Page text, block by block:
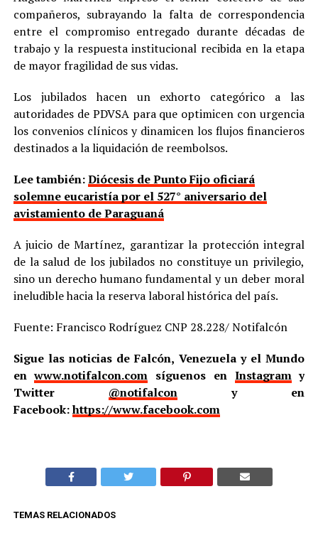
compañeros, subrayando la falta de correspondencia
entre el compromiso entregado durante décadas de
trabajo y la respuesta institucional recibida en la etapa
de mayor fragilidad de sus vidas.
Los jubilados hacen un exhorto categórico a las
autoridades de PDVSA para que optimicen con urgencia
los convenios clínicos y dinamicen los flujos financieros
destinados a la liquidación de reembolsos.
Lee también:Diócesis de Punto Fijo oficiará
solemne eucaristía por el 527° aniversario del
avistamiento de Paraguaná
A juicio de Martínez, garantizar la protección integral
de la salud de los jubilados no constituye un privilegio,
sino un derecho humano fundamental y un deber moral
ineludible hacia la reserva laboral histórica del país.
Fuente: Francisco Rodríguez CNP 28.228/ Notifalcón
Sigue las noticias de Falcón, Venezuela y el Mundo
enwww.notifalcon.com síguenos en Instagramy
Twitter @notifalcony en
Facebook:https://www.facebook.com
TEMAS RELACIONADOS